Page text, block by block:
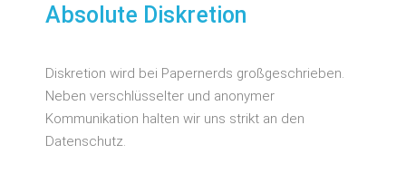
Absolute Diskretion
Diskretion wird bei Papernerds großgeschrieben.
Neben verschlüsselter und anonymer
Kommunikation halten wir uns strikt an den
Datenschutz.